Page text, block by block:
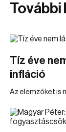
További
Tíz éve
infláció
Az elemzőket is